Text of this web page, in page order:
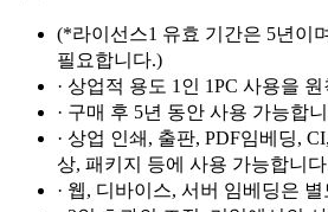
(*라이선스1 유효 기간은 5년이
필요합니다.)
· 상업적 용도 1인 1PC 사용을
· 구매 후 5년 동안 사용 가능합
· 상업 인쇄, 출판, PDF임베딩,
상, 패키지 등에 사용 가능합니
· 웹, 디바이스, 서버 임베딩은